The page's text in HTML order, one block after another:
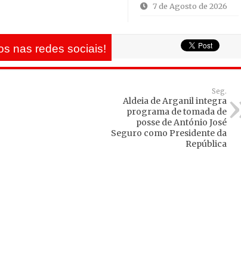
7 de Agosto de 2026
nas redes sociais!
Seg.
Aldeia de Arganil integra
programa de tomada de
posse de António José
Seguro como Presidente da
República